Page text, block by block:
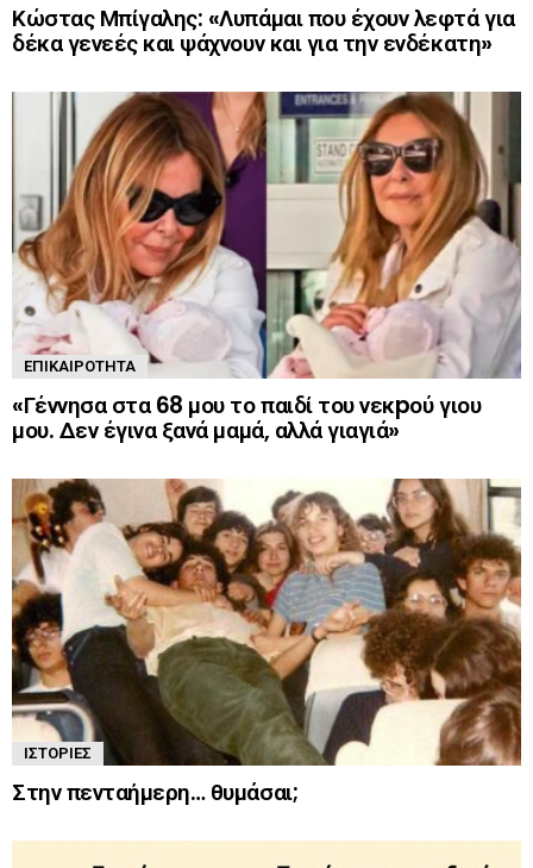
Κώστας Μπίγαλης: «Λυπάμαι που έχουν λεφτά για
δέκα γενεές και ψάχνουν και για την ενδέκατη»
ΕΠΙΚΑΙΡΌΤΗΤΑ
«Γέννησα στα 68 μου το παιδί του νεκpού γιου
μου. Δεν έγινα ξανά μαμά, αλλά γιαγιά»
ΙΣΤΟΡΊΕΣ
Στην πενταήμερη… θυμάσαι;